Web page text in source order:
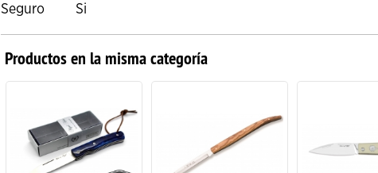
Seguro
Si
Productos en la misma categoría